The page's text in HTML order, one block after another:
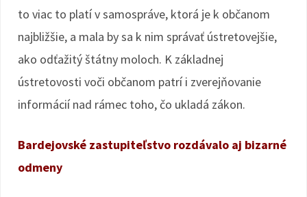
to viac to platí v samospráve, ktorá je k občanom
najbližšie, a mala by sa k nim správať ústretovejšie,
ako odťažitý štátny moloch. K základnej
ústretovosti voči občanom patrí i zverejňovanie
informácií nad rámec toho, čo ukladá zákon.
Bardejovské zastupiteľstvo rozdávalo aj bizarné
odmeny